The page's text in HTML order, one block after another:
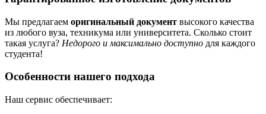
Мы предлагаем оригинальный документ высокого качества
из любого вуза, техникума или университета. Сколько стоит
такая услуга? Недорого и максимально доступно для каждого
студента!
Особенности нашего подхода
Наш сервис обеспечивает: